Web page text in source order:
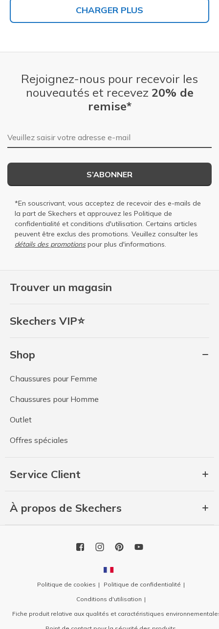
CHARGER PLUS
Trouver un magasin
Skechers VIP⭐
Shop
Chaussures pour Femme
Chaussures pour Homme
Outlet
Offres spéciales
Service Client
À propos de Skechers
Rejoignez-nous pour recevoir les
nouveautés et recevez 20% de
remise*
Adresse e-mail
S’ABONNER
*En souscrivant, vous acceptez de recevoir des e-mails de
la part de Skechers et approuvez les Politique de
confidentialité et conditions d'utilisation. Certains articles
peuvent être exclus des promotions. Veuillez consulter les
détails des promotionspour plus d'informations.
Politique de cookies
Politique de confidentialité
Conditions d'utilisation
Fiche produit relative aux qualités et caractéristiques